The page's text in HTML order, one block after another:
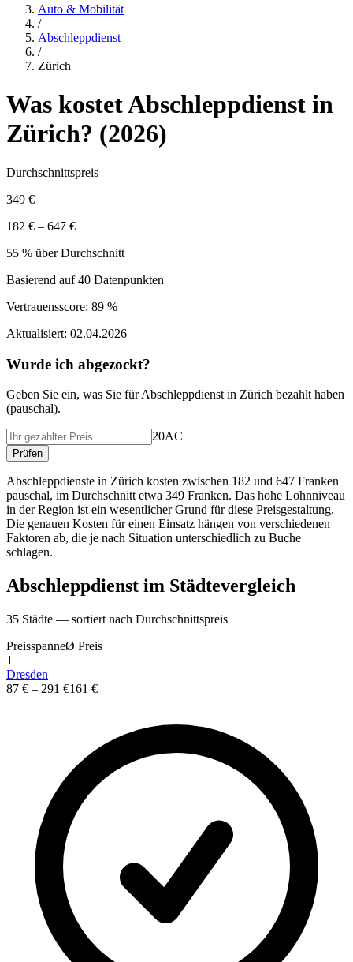
Auto & Mobilität
/
Abschleppdienst
/
Zürich
Was kostetAbschleppdienst in
Zürich? (2026)
Durchschnittspreis
349 €
182 € – 647 €
55 % über Durchschnitt
Basierend auf40 Datenpunkten
Vertrauensscore: 89 %
Aktualisiert: 02.04.2026
Wurde ich abgezockt?
Geben Sie ein, was Sie fürAbschleppdienst in Zürich bezahlt haben
(pauschal).
20AC
Prüfen
Abschleppdienste in Zürich kosten zwischen 182 und 647 Franken
pauschal, im Durchschnitt etwa 349 Franken. Das hohe Lohnniveau
in der Region ist ein wesentlicher Grund für diese Preisgestaltung.
Die genauen Kosten für einen Einsatz hängen von verschiedenen
Faktoren ab, die je nach Situation unterschiedlich zu Buche
schlagen.
Abschleppdienst im Städtevergleich
35 Städte — sortiert nach Durchschnittspreis
PreisspanneØ Preis
1
Dresden
87 € – 291 €161 €